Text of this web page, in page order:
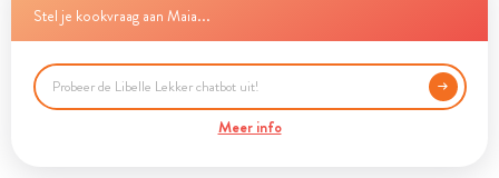
Stel je kookvraag aan Maia...
Meer info